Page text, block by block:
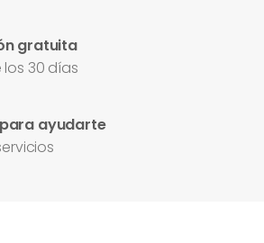
gratuita
30 días
ayudarte